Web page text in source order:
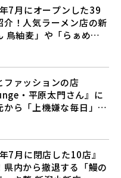
7月にオープンした39
介！人気ラーメン店の新
鳥紬麦」や「らぁめん
りだくさん♪
ファッションの店
・平原太門さん』に
ら「上機嫌な毎日」を
？
7月に閉店した10店』
内から撤退する「鰻の